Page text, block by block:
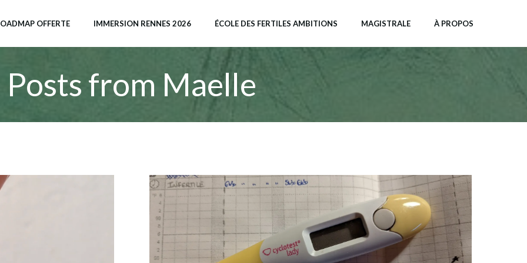
OFFERTE IMMERSION RENNES 2026 ÉCOLE DES FERTILES AMBITIONS MAGISTRALE À PROPOS
Posts from Maelle